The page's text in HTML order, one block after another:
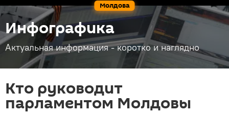
Молдова
Инфографика
Актуальная информация - коротко и наглядно
Кто руководит
парламентом Молдовы